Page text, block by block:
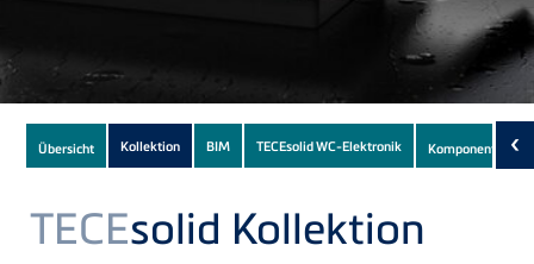
Subnavigation
of
current
Product
Übersicht Kollektion BIM TECEsolid WC-Elektronik Komponenten ‹
TECEsolid Kollektion